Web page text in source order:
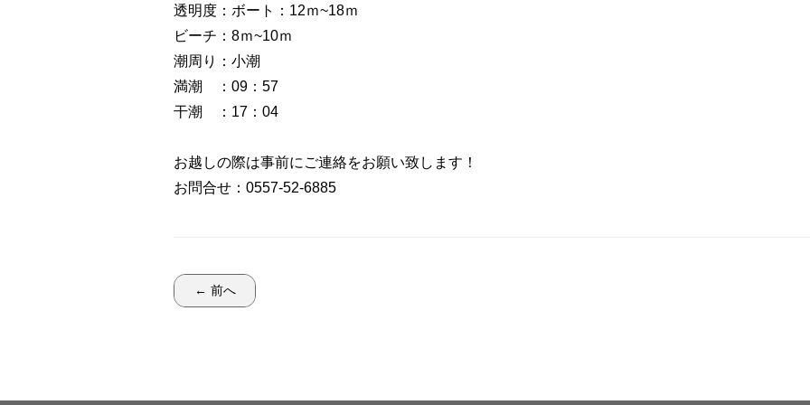
透明度：ボート：12ｍ~18ｍ
ビーチ：8ｍ~10ｍ
潮周り：小潮
満潮 ：09：57
干潮 ：17：04
お越しの際は事前にご連絡をお願い致します！
お問合せ：0557-52-6885
← 前へ